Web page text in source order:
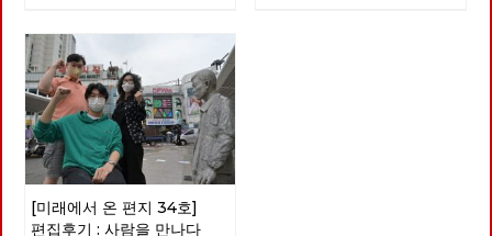
마침내 도봉산을 지나 출발지였
던 서울창포원에 도착했다. 서울
경계의 숲과 마을을 걸으며 사계
절을 다 보낸 셈이다. 지역 주민
들의 휴식을 위해서건 관광수익
을 위해서건 지자체마다 둘레길
조성 붐이 일고 있지만, 경계사
진이 걸었던 공간과 시간은 달랐
다. 23차 마지막 출사 역시 서울
둘레길이라는 경계를 벗어나, 이
재유 선생이 체포된 곳으로 추정
지역정치를 강화한다는 목표 아
래 4대 기본방침을 채택했습니
다. 첫째, 2024년 총선까지 고
려하여 2022년 대선과 지선을
전략적으로 배치, 공약과 후보를
준비한다. 둘째, 사회주의 좌파
공동대응을 추진하며, 대선의 경
우 원탁회의를 통해 긍정적 논의
결과를 끌어내며, 제진보좌파 세
든 광역당부에서 지방선거 출마
를 준비하고, 그 결과로 지방의
에 지쳐 있는 현대인들은, 이미
지나간 과거를 소비하며 안정감
을 느낀답니다. 게다가 복고 문
화의 소비는 스마트폰으로 자신
의 삶을 전시하는 것이 일상화된
시대에 필요한 특별한 배경과 소
품을 마련해 줍니다. 100년 전
경성의 ‘모던보이’나 ‘모던걸’의
의상을 입고 ‘전차’를 타고 도착
한 ‘다방’에 앉아 ‘가베’를 마시는
‘경성레트로’도 그 중 하나입니
요... 어떻게 세상이 이렇게까지
됐는지, 참..." 이 대화는 소박한
자유인 후지이 모임에서 <우리
는 차별에 찬성합니다>를 읽고
토론하던 중, 휴식 시간에 모임
구성원인 박수영 동지와 나눈 것
이다. 이 책을 읽고 나서 가장 기
억에 남은 것은 책 내용보다도
위의 대화였다. 박수영 동지는
몇 번이고 미안하다고 말했다.
이상하고 괴상한 사회를 위로가
바꿀 순 없지만, 난 고마웠다. 늘
[미래에서 온 편지 34호]
편집후기 : 사람을 만나다